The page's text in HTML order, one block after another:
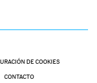
DE COOKIES
CONTACTO